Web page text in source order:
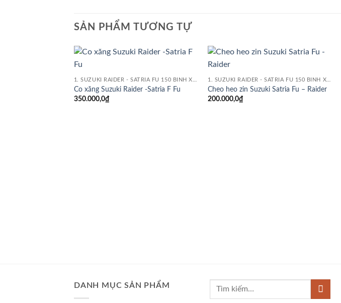
SẢN PHẨM TƯƠNG TỰ
wishlist
Co xăng Suzuki Raider -Satria F Fu
350.000,0₫
wishlist
Cheo heo zin Suzuki Satria Fu – Raider
200.000,0₫
DANH MỤC SẢN PHẨM